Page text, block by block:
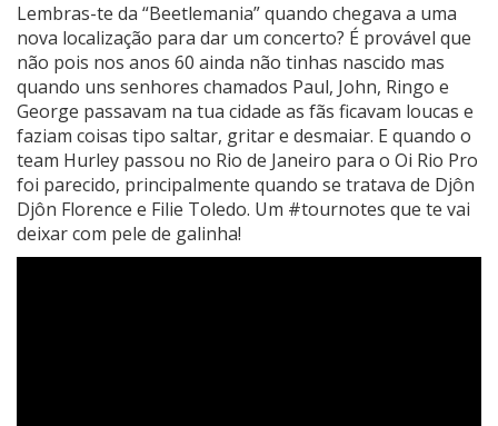
Lembras-te da “Beetlemania” quando chegava a uma
nova localização para dar um concerto? É provável que
não pois nos anos 60 ainda não tinhas nascido mas
quando uns senhores chamados Paul, John, Ringo e
George passavam na tua cidade as fãs ficavam loucas e
faziam coisas tipo saltar, gritar e desmaiar. E quando o
team Hurley passou no Rio de Janeiro para o Oi Rio Pro
foi parecido, principalmente quando se tratava de Djôn
Djôn Florence e Filie Toledo. Um #tournotes que te vai
deixar com pele de galinha!